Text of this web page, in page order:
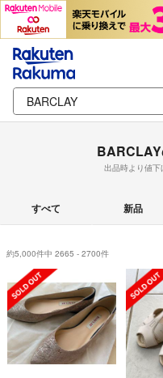
出品時より値
すべて 新品
約5,000件中 2665 - 2700件